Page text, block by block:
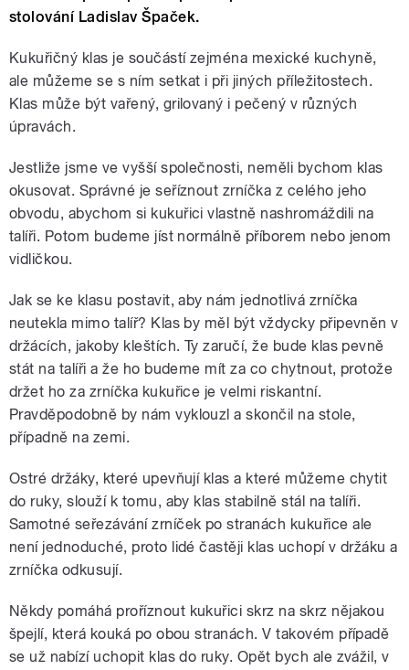
stolování Ladislav Špaček.
Kukuřičný klas je součástí zejména mexické kuchyně,
ale můžeme se s ním setkat i při jiných příležitostech.
Klas může být vařený, grilovaný i pečený v různých
úpravách.
Jestliže jsme ve vyšší společnosti, neměli bychom klas
okusovat. Správné je seříznout zrníčka z celého jeho
obvodu, abychom si kukuřici vlastně nashromáždili na
talíři. Potom budeme jíst normálně příborem nebo jenom
vidličkou.
Jak se ke klasu postavit, aby nám jednotlivá zrníčka
neutekla mimo talíř? Klas by měl být vždycky připevněn v
držácích, jakoby kleštích. Ty zaručí, že bude klas pevně
stát na talíři a že ho budeme mít za co chytnout, protože
držet ho za zrníčka kukuřice je velmi riskantní.
Pravděpodobně by nám vyklouzl a skončil na stole,
případně na zemi.
Ostré držáky, které upevňují klas a které můžeme chytit
do ruky, slouží k tomu, aby klas stabilně stál na talíři.
Samotné seřezávání zrníček po stranách kukuřice ale
není jednoduché, proto lidé častěji klas uchopí v držáku a
zrníčka odkusují.
Někdy pomáhá proříznout kukuřici skrz na skrz nějakou
špejlí, která kouká po obou stranách. V takovém případě
se už nabízí uchopit klas do ruky. Opět bych ale zvážil, v